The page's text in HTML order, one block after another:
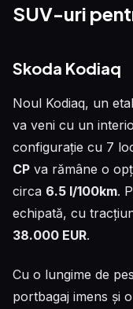
SUV-uri
Skoda Kodiaq
Noul Kodiaq, un
va veni cu un
configurație cu 7
CP va rămâne o
circa 6.5 l/100km.
echipată, cu
38.000 EUR.
Cu o lungime de
portbagaj imens și